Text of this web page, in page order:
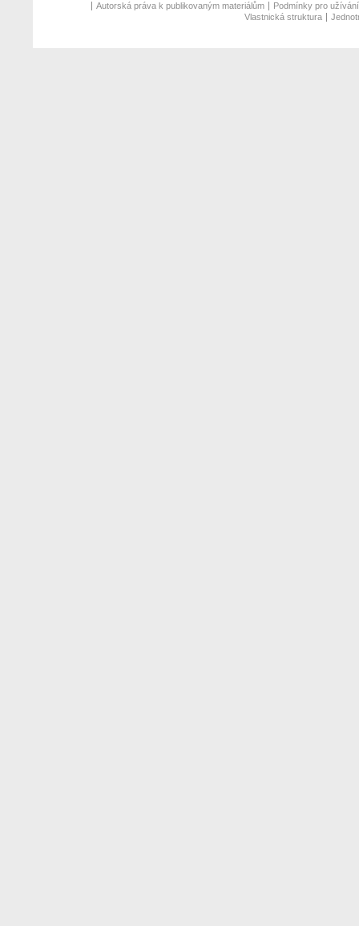
Autorská práva k publikovaným materiálům
Podmínky pro
Vlastnická struktura